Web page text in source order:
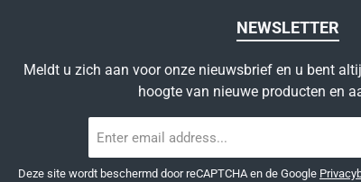
NEWSLETTER
Meldt u zich aan voor onze nieuwsbrief en u bent
hoogte van nieuwe producten en
mailadres
Deze site wordt beschermd door reCAPTCHA en de Google